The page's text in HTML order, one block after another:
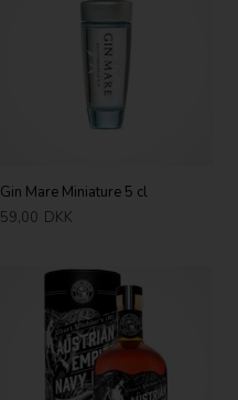
Gin Mare Miniature 5 cl
59,00 DKK